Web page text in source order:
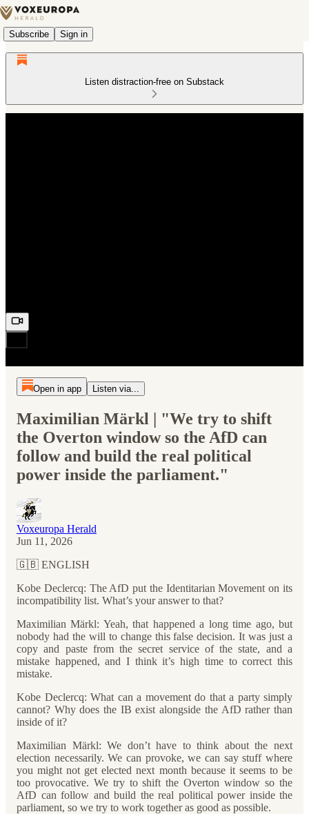
Subscribe Sign in
Listen distraction-free on Substack
Open in app Listen via...
Maximilian Märkl | "We try to shift
the Overton window so the AfD can
follow and build the real political
power inside the parliament."
Voxeuropa Herald
Jun 11, 2026
🇬🇧 ENGLISH
Kobe Declercq: The AfD put the Identitarian Movement on its
incompatibility list. What’s your answer to that?
Maximilian Märkl: Yeah, that happened a long time ago, but
nobody had the will to change this false decision. It was just a
copy and paste from the secret service of the state, and a
mistake happened, and I think it’s high time to correct this
mistake.
Kobe Declercq: What can a movement do that a party simply
cannot? Why does the IB exist alongside the AfD rather than
inside of it?
Maximilian Märkl: We don’t have to think about the next
election necessarily. We can provoke, we can say stuff where
you might not get elected next month because it seems to be
too provocative. We try to shift the Overton window so the
AfD can follow and build the real political power inside the
parliament, so we try to work together as good as possible.